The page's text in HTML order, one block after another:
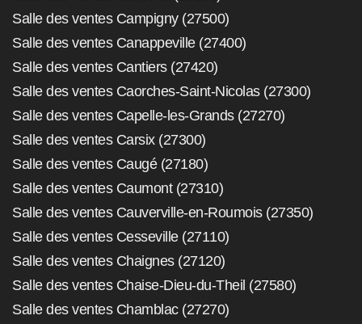
Salle des ventes Campigny (27500)
Salle des ventes Canappeville (27400)
Salle des ventes Cantiers (27420)
Salle des ventes Caorches-Saint-Nicolas (27300)
Salle des ventes Capelle-les-Grands (27270)
Salle des ventes Carsix (27300)
Salle des ventes Caugé (27180)
Salle des ventes Caumont (27310)
Salle des ventes Cauverville-en-Roumois (27350)
Salle des ventes Cesseville (27110)
Salle des ventes Chaignes (27120)
Salle des ventes Chaise-Dieu-du-Theil (27580)
Salle des ventes Chamblac (27270)